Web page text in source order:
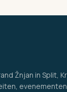
Žnjan in Split,